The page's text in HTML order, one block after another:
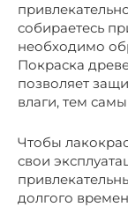
собираетесь
необходимо
Покраска
позволяет
влаги, тем
Чтобы
свои
долгого